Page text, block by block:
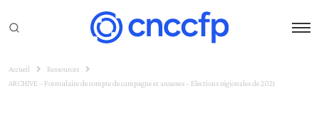
Accueil
Ressources
ARCHIVE – Formulaire de compte de campagne et annexes – Élections régionales de 2021